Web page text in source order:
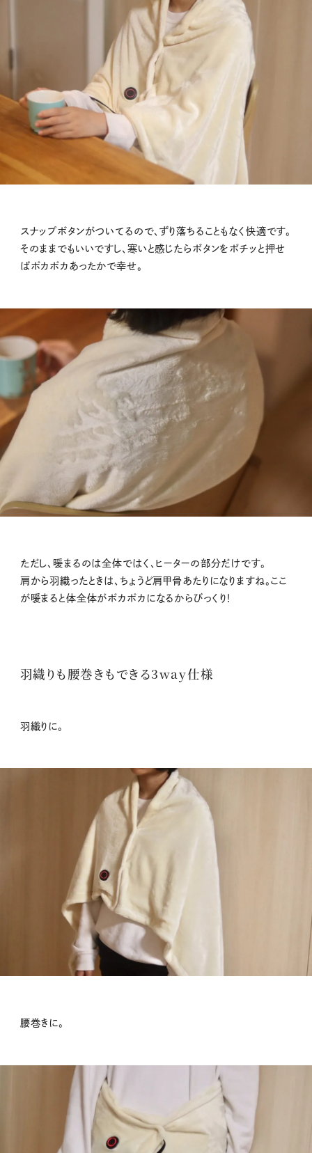
スナップボタンがついてるので、ずり落ちることもなく快適です。
そのままでもいいですし、寒いと感じたらボタンをポチッと押せ
ばポカポカあったかで幸せ。
ただし、暖まるのは全体ではく、ヒーターの部分だけです。
肩から羽織ったときは、ちょうど肩甲骨あたりになりますね。ここ
が暖まると体全体がポカポカになるからびっくり！
羽織りも腰巻きもできる3way仕様
羽織りに。
腰巻きに。